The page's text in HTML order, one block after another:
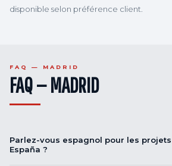
disponible selon préférence client.
FAQ — MADRID
FAQ — MADRID
Parlez-vous espagnol pour les
España ?